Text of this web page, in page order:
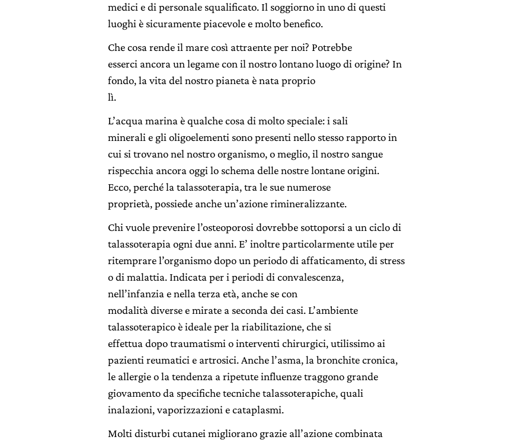
medici e di personale squalificato. Il soggiorno in uno di questi
luoghi è sicuramente piacevole e molto benefico.
Che cosa rende il mare così attraente per noi? Potrebbe
esserci ancora un legame con il nostro lontano luogo di origine? In
fondo, la vita del nostro pianeta è nata proprio
lì.
L’acqua marina è qualche cosa di molto speciale: i sali
minerali e gli oligoelementi sono presenti nello stesso rapporto in
cui si trovano nel nostro organismo, o meglio, il nostro sangue
rispecchia ancora oggi lo schema delle nostre lontane origini.
Ecco, perché la talassoterapia, tra le sue numerose
proprietà, possiede anche un’azione rimineralizzante.
Chi vuole prevenire l’osteoporosi dovrebbe sottoporsi a un ciclo di
talassoterapia ogni due anni. E’ inoltre particolarmente utile per
ritemprare l’organismo dopo un periodo di affaticamento, di stress
o di malattia. Indicata per i periodi di convalescenza,
nell’infanzia e nella terza età, anche se con
modalità diverse e mirate a seconda dei casi. L’ambiente
talassoterapico è ideale per la riabilitazione, che si
effettua dopo traumatismi o interventi chirurgici, utilissimo ai
pazienti reumatici e artrosici. Anche l’asma, la bronchite cronica,
le allergie o la tendenza a ripetute influenze traggono grande
giovamento da specifiche tecniche talassoterapiche, quali
inalazioni, vaporizzazioni e cataplasmi.
Molti disturbi cutanei migliorano grazie all’azione combinata